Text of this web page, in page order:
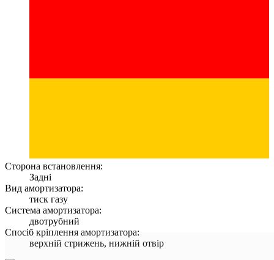
Сторона встановлення:
Задні
Вид амортизатора:
тиск газу
Система амортизатора:
двотрубний
Спосіб кріплення амортизатора:
верхній стрижень, нижній отвір